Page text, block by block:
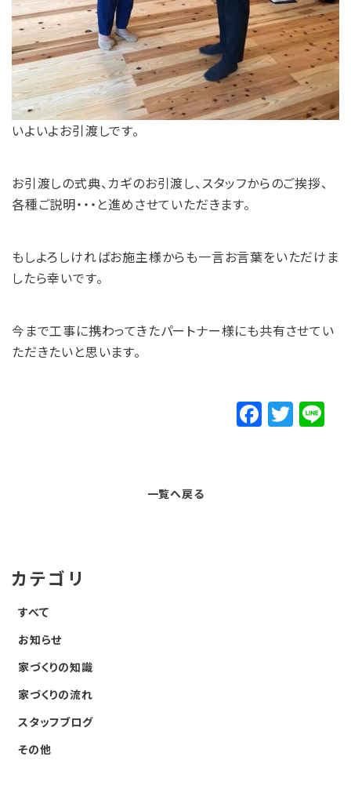
いよいよお引渡しです。
お引渡しの式典、カギのお引渡し、スタッフからのご挨拶、
各種ご説明・・・と進めさせていただきます。
もしよろしければお施主様からも一言お言葉をいただけま
したら幸いです。
今まで工事に携わってきたパートナー様にも共有させてい
ただきたいと思います。
F
a
T
w
一覧へ戻る
カテゴリ
すべて
お知らせ
家づくりの知識
家づくりの流れ
スタッフブログ
その他